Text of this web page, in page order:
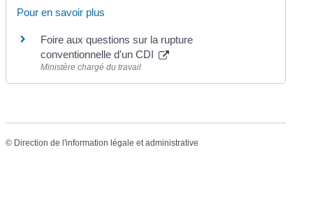
Pour en savoir plus
Foire aux questions sur la rupture
conventionnelle d'un CDI
Ministère chargé du travail
© Direction de l'information légale et administrative